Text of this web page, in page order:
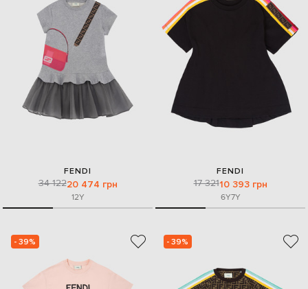
FENDI
34 12220 474 грн
12Y
FENDI
17 32110 393 грн
6Y7Y
- 39% - 39%